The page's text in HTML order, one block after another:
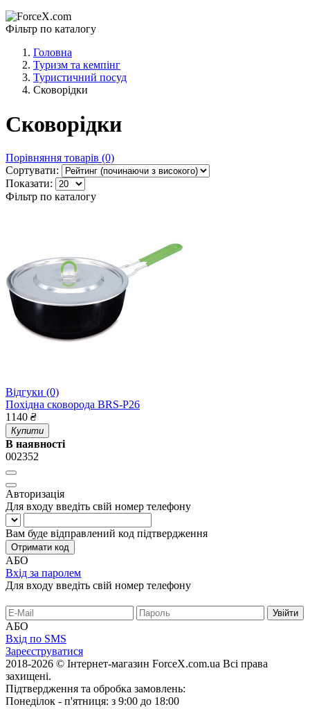
Фільтр по каталогу
Головна
Туризм та кемпінг
Туристичний посуд
Сковорідки
Сковорідки
Порівняння товарів (0)
Сортувати:
Показати:
Фільтр по каталогу
Відгуки (0)
Похідна сковорода BRS-P26
1140 ₴
Купити
В наявності
002352
Авторизація
Для входу введіть свій номер телефону
Вам буде відправлений код підтвердження
Отримати код
АБО
Вхід за паролем
Для входу введіть свій номер телефону
АБО
Вхід по SMS
Зареєструватися
2018-2026 © Інтернет-магазин ForceX.com.ua Всі права
захищені.
Підтвердження та обробка замовлень:
Понеділок - п'ятниця: з 9:00 до 18:00